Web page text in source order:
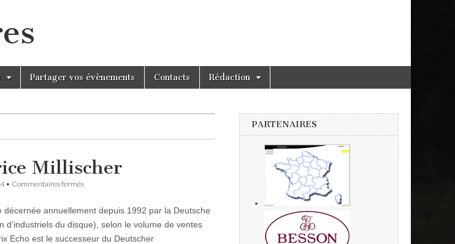
Partager vos évènements Contacts Rédaction
Millischer
• Commentaires ferméssur
Fabrice
Millischer
annuellement depuis 1992 par la Deutsche
d’industriels du disque), selon le volume de ventes
Echo est le successeur du Deutscher
PARTENAIRES